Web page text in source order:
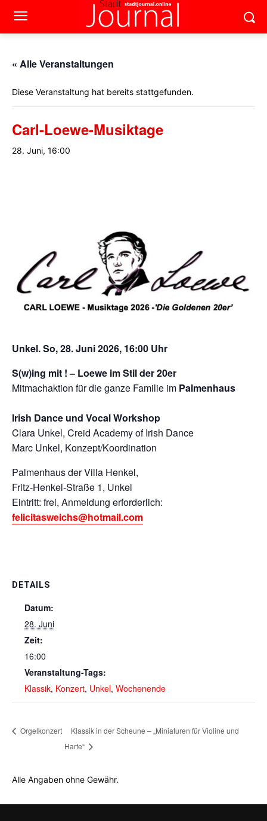
« Alle Veranstaltungen
Diese Veranstaltung hat bereits stattgefunden.
Carl-Loewe-Musiktage
28. Juni, 16:00
Unkel. So, 28. Juni 2026, 16:00 Uhr
S(w)ing mit ! – Loewe im Stil der 20er
Mitmachaktion für die ganze Familie im Palmenhaus
Irish Dance und Vocal Workshop
Clara Unkel, Creid Academy of Irish Dance
Marc Unkel, Konzept/Koordination
Palmenhaus der Villa Henkel,
Fritz-Henkel-Straße 1, Unkel
Eintritt: frei, Anmeldung erforderlich:
felicitasweichs@hotmail.com
DETAILS
Datum:
28. Juni
Zeit:
16:00
Veranstaltung-Tags:
Klassik, Konzert, Unkel, Wochenende
Orgelkonzert
Klassik in der Scheune – „Miniaturen für Violine und
Harfe“
Alle Angaben ohne Gewähr.